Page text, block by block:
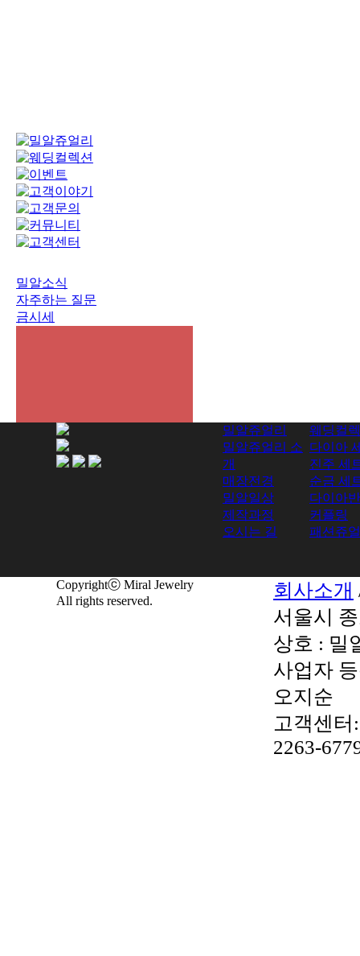
밀알소식
자주하는 질문
금시세
밀알쥬얼리
밀알쥬얼리 소
개
매장전경
밀알일상
제작과정
오시는 길
웨딩컬
다이아
진주 세
순금 세
다이아
커플링
패션쥬
Copyrightⓒ Miral Jewelry
All rights reserved.
회사소개
서울시
상호 : 밀
사업자
오지순
고객센터
2263-